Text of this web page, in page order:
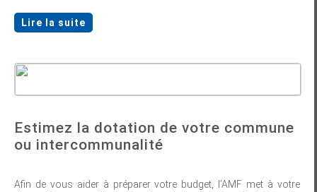
Lire la suite
Estimez la dotation de votre commune
ou intercommunalité
Afin de vous aider à préparer votre budget, l’AMF met à votre